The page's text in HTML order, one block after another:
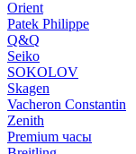
Orient
Patek Philippe
Q&Q
Seiko
SOKOLOV
Skagen
Vacheron Constantin
Zenith
Premium часы